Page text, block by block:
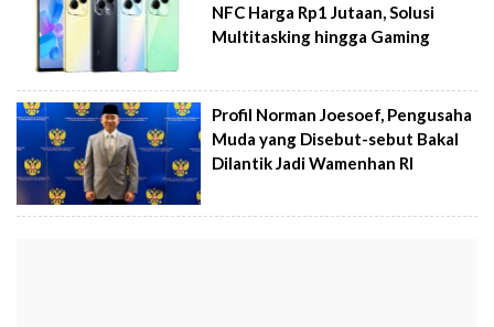
NFC Harga Rp1 Jutaan, Solusi
Multitasking hingga Gaming
Profil Norman Joesoef, Pengusaha
Muda yang Disebut-sebut Bakal
Dilantik Jadi Wamenhan RI